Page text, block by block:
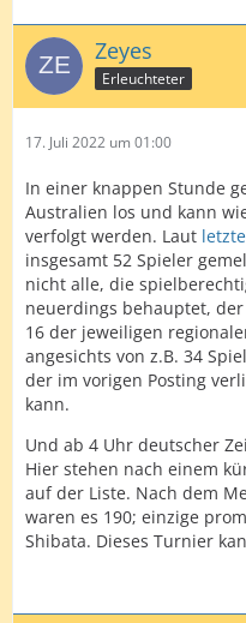
Zeyes
Erleuchteter
17. Juli 2022 um 01:00
In einer knappen Stunde
Australien los und kann
verfolgt werden. Laut
insgesamt 52 Spieler
nicht alle, die
neuerdings behauptet,
16 der jeweiligen
angesichts von z.B. 34
der im vorigen Posting
kann.
Und ab 4 Uhr deutscher
Hier stehen nach einem
auf der Liste. Nach dem
waren es 190; einzige
Shibata. Dieses Turnier